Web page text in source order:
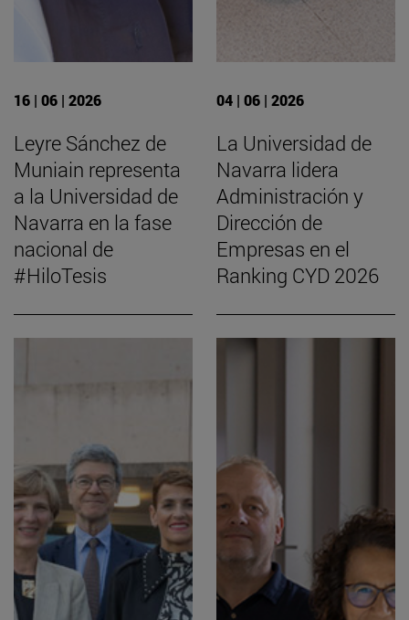
16 | 06 | 2026
Leyre Sánchez de
Muniain representa
a la Universidad de
Navarra en la fase
nacional de
#HiloTesis
04 | 06 | 2026
La Universidad de
Navarra lidera
Administración y
Dirección de
Empresas en el
Ranking CYD 2026